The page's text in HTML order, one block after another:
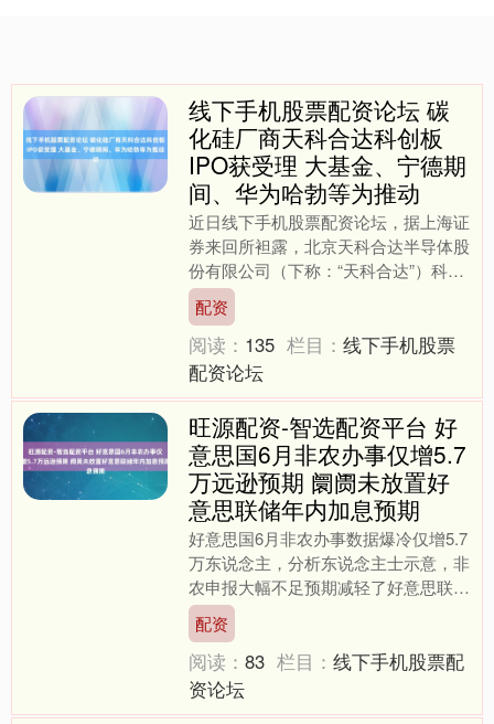
线下手机股票配资论坛 碳
化硅厂商天科合达科创板
IPO获受理 大基金、宁德期
间、华为哈勃等为推动
近日线下手机股票配资论坛，据上海证
券来回所袒露，北京天科合达半导体股
份有限公司（下称：“天科合达”）科创
板IPO苦求获受理，本次IPO由中金公
司担任保荐机构。 ....
配资
阅读： 135 栏目：线下手机股票
配资论坛
旺源配资-智选配资平台 好
意思国6月非农办事仅增5.7
万远逊预期 阛阓未放置好
意思联储年内加息预期
好意思国6月非农办事数据爆冷仅增5.7
万东说念主，分析东说念主士示意，非
农申报大幅不足预期减轻了好意思联储
7月加息蹙迫性，但阛阓仍押注好意思
联储年底前将收紧计策....
配资
阅读：83 栏目：线下手机股票配
资论坛